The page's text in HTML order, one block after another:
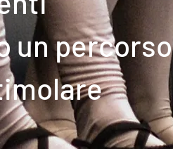
un percorso